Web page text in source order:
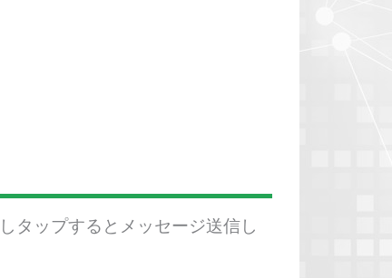
タップするとメッセージ送信し